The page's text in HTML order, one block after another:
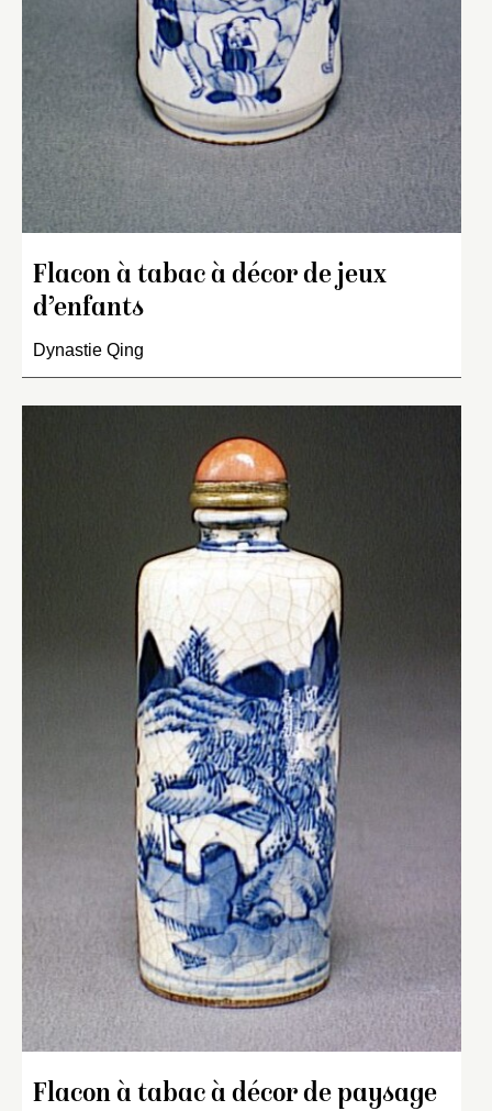
Flacon à tabac à décor de jeux
d’enfants
Dynastie Qing
Flacon à tabac à décor de paysage